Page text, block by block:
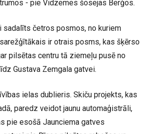
- pie Vidzemes šosejas Berģos.
sadalīts četros posmos, no kuriem
ir otrais posms, kas šķērso
pilsētas centru tā ziemeļu pusē no
Gustava Zemgala gatvei.
ielas dublieris. Skiču projekts, kas
paredz veidot jaunu automaģistrāli,
pie esošā Jaunciema gatves